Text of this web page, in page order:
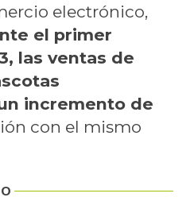
electrónico,
el primer
las ventas de
incremento de
con el mismo